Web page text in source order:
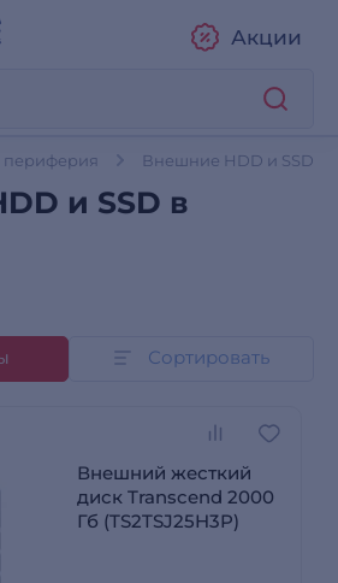
Акции
периферия Внешние HDD и SSD
и SSD в
Сортировать
Внешний жесткий
диск Transcend 2000
Гб (TS2TSJ25H3P)